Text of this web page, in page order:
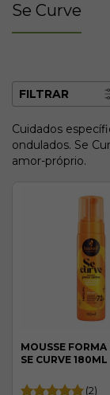
Se Curve
FILTRAR
Cuidados
ondulados. Se
amor-próprio.
MOUSSE FORMA
SE CURVE 180ML
(2)